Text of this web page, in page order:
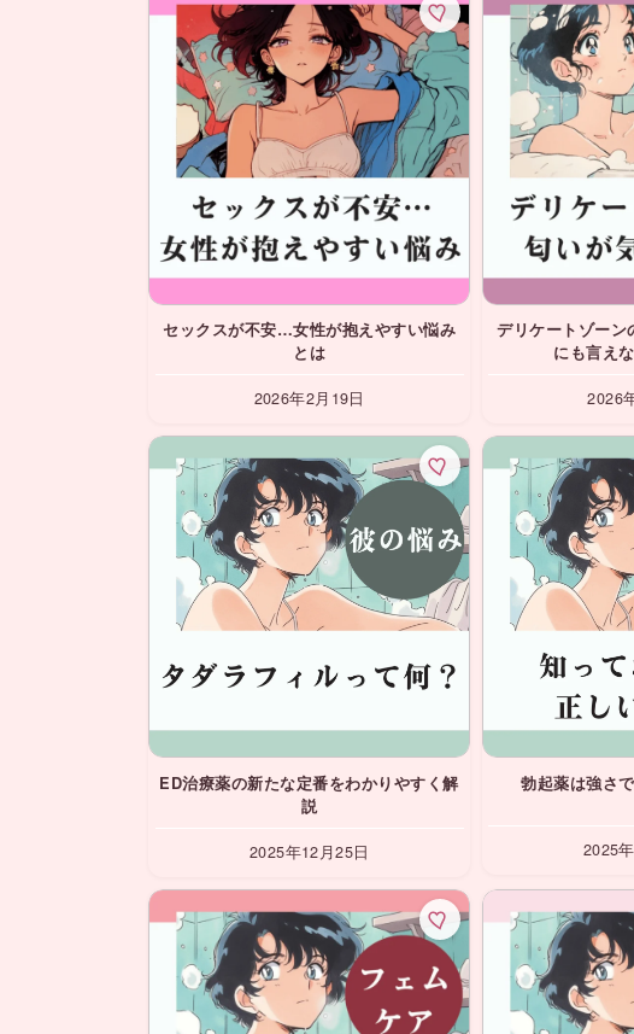
セックスが不安…女性が抱えやすい悩み
とは
2026年2月19日
デリケートゾー
にも言え
2026
ED治療薬の新たな定番をわかりやすく解
説
2025年12月25日
勃起薬は強さ
2025